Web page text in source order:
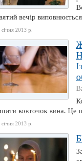
вечір
2013 р.
ковточок вина. Це
2013 р.